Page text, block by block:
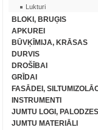
Lukturi
BLOKI, BRUĢIS
APKUREI
BŪVĶĪMIJA, KRĀSAS
DURVIS
DROŠĪBAI
GRĪDAI
FASĀDEI,
INSTRUMENTI
JUMTU LOGI,
JUMTU MATERIĀLI